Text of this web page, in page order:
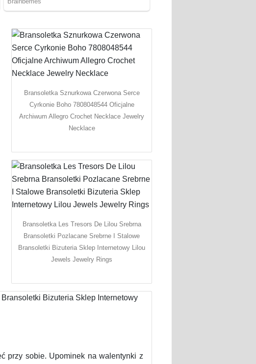
Bransoletka Sznurkowa Czerwona Serce
Cyrkonie Boho 7808048544 Oficjalne
Archiwum Allegro Crochet Necklace Jewelry
Necklace
Bransoletka Les Tresors De Lilou Srebrna
Bransoletki Pozlacane Srebrne I Stalowe
Bransoletki Bizuteria Sklep Internetowy Lilou
Jewels Jewelry Rings
przy sobie. Upominek na walentynki z